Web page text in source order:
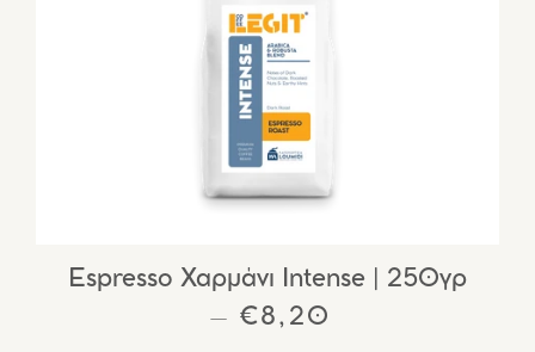
Espresso Χαρμάνι Intense | 250γρ
— ΚΑΝΟΝΙΚΉ ΤΙΜΉ
€8,20